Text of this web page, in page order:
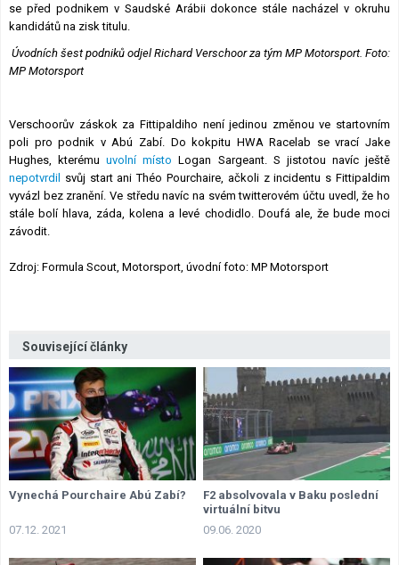
se před podnikem v Saudské Arábii dokonce stále nacházel v okruhu
kandidátů na zisk titulu.
Úvodních šest podniků odjel Richard Verschoor za tým MP Motorsport. Foto:
MP Motorsport
Verschoorův záskok za Fittipaldiho není jedinou změnou ve startovním
poli pro podnik v Abú Zabí. Do kokpitu HWA Racelab se vrací Jake
Hughes, kterémuuvolní místo Logan Sargeant. S jistotou navíc ještě
nepotvrdil svůj start ani Théo Pourchaire, ačkoli z incidentu s Fittipaldim
vyvázl bez zranění. Ve středu navíc na svém twitterovém účtu uvedl, že ho
stále bolí hlava, záda, kolena a levé chodidlo. Doufá ale, že bude moci
závodit.
Zdroj: Formula Scout, Motorsport, úvodní foto: MP Motorsport
Související články
Vynechá Pourchaire Abú Zabí?
07.12. 2021
F2 absolvovala v Baku poslední
virtuální bitvu
09.06. 2020